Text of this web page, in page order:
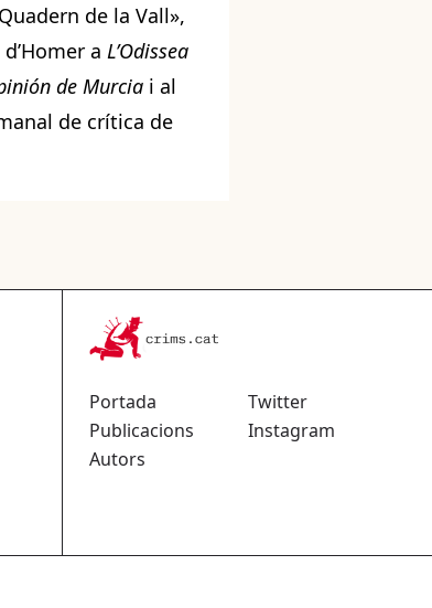
de la Vall»,
a L’Odissea
de Murcia i al
de crítica de
Portada
Publicacions
Autors
Twitter
Instagram